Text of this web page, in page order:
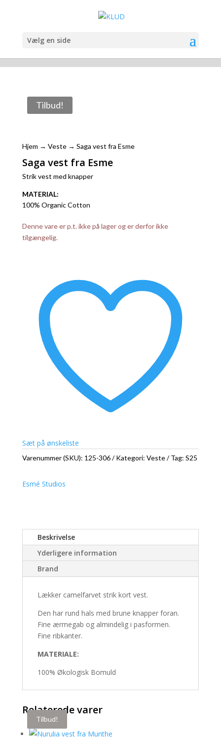
Vælg en side
Tilbud!
Hjem → Veste→ Saga vest fra Esme
Saga vest fra Esme
Strik vest med knapper
MATERIAL:
100% Organic Cotton
Denne vare er p.t. ikke på lager og er derfor ikke
tilgængelig.
Sæt på ønskeliste
Varenummer (SKU): 125-306 Kategori: Veste Tag: S25
Esmé Studios
Beskrivelse
Yderligere information
Brand
Lækker camelfarvet strik kort vest.
Den har rund hals med brune knapper foran.
Fine ærmegab og almindelig i pasformen.
Fine ribkanter.
MATERIALE:
100% Økologisk Bomuld
Relaterede varer
Tilbud!
Tilbud!